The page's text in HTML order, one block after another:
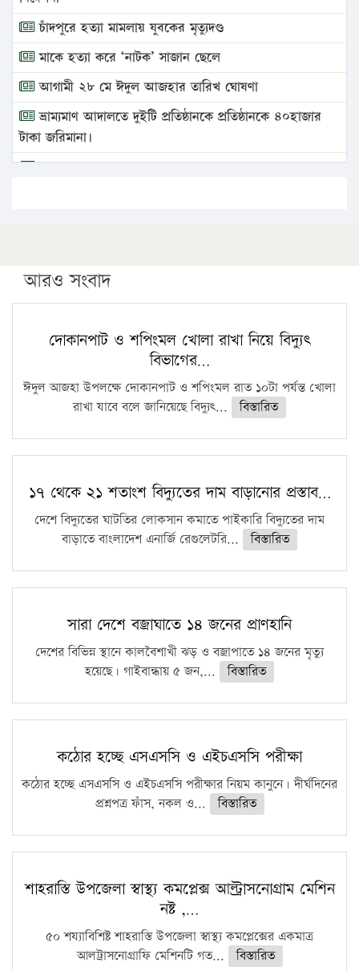
চাঁদপুরে হত্যা মামলায় যুবকের মৃত্যুদণ্ড
মাকে হত্যা করে ‘নাটক’ সাজান ছেলে
আগামী ২৮ মে ঈদুল আজহার তারিখ ঘোষণা
ভ্রাম্যমাণ আদালতে দুইটি প্রতিষ্ঠানকে প্রতিষ্ঠানকে ৪০হাজার
টাকা জরিমানা।
এবার লঞ্চের ভাড়া বাড়ল
পিএইচডি করছেন কুয়েটের কৃতি…
সারা দেশে বজ্রাঘাতে ১৪ জনের প্রাণহানি
কঠোর হচ্ছে এসএসসি ও এইচএসসি পরীক্ষা
ফরিদগঞ্জে আগুনে পুড়লো ৬ ব্যবসা প্রতিষ্ঠান
আরও সংবাদ
দোকানপাট ও শপিংমল খোলা রাখা নিয়ে বিদ্যুৎ
বিভাগের…
ঈদুল আজহা উপলক্ষে দোকানপাট ও শপিংমল রাত ১০টা পর্যন্ত খোলা
রাখা যাবে বলে জানিয়েছে বিদ্যুৎ...
বিস্তারিত
১৭ থেকে ২১ শতাংশ বিদ্যুতের দাম বাড়ানোর প্রস্তাব…
দেশে বিদ্যুতের ঘাটতির লোকসান কমাতে পাইকারি বিদ্যুতের দাম
বাড়াতে বাংলাদেশ এনার্জি রেগুলেটরি...
বিস্তারিত
সারা দেশে বজ্রাঘাতে ১৪ জনের প্রাণহানি
দেশের বিভিন্ন স্থানে কালবৈশাখী ঝড় ও বজ্রাপাতে ১৪ জনের মৃত্যু
হয়েছে। গাইবান্ধায় ৫ জন,...
বিস্তারিত
কঠোর হচ্ছে এসএসসি ও এইচএসসি পরীক্ষা
কঠোর হচ্ছে এসএসসি ও এইচএসসি পরীক্ষার নিয়ম কানুনে। দীর্ঘদিনের
প্রশ্নপত্র ফাঁস, নকল ও...
বিস্তারিত
শাহরাস্তি উপজেলা স্বাস্থ্য কমপ্লেক্স আল্ট্রাসনোগ্রাম মেশিন
নষ্ট ,…
৫০ শয্যাবিশিষ্ট শাহরাস্তি উপজেলা স্বাস্থ্য কমপ্লেক্সের একমাত্র
আলট্রাসনোগ্রাফি মেশিনটি গত...
বিস্তারিত